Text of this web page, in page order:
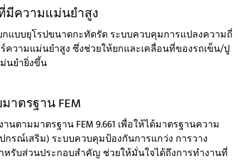
มีความแม่นยำสูง
กแบบยุโรปขนาดกะทัดรัด ระบบควบคุมการแปลงความถี่
ความแม่นยำสูง ซึ่งช่วยให้ยกและเคลื่อนที่ของรถเข็น/ปู
นยำยิ่งขึ้น
าตรฐาน FEM
ตามมาตรฐาน FEM 9.661 เพื่อให้ได้มาตรฐานความ
รณ์เสริม) ระบบควบคุมป้องกันการแกว่ง การวาง
รับส่วนประกอบสำคัญ ช่วยให้มั่นใจได้ถึงการทำงานที่